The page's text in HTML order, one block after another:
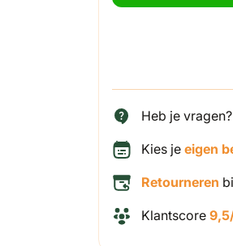
Heb je
Kies je eigen
Retourneren
Klantscore